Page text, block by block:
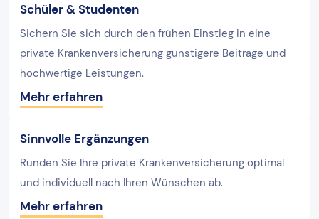
Schüler & Studenten
Sichern Sie sich durch den frühen Einstieg in eine
private Krankenversicherung günstigere Beiträge und
hochwertige Leistungen.
Mehr erfahren
Sinnvolle Ergänzungen
Runden Sie Ihre private Krankenversicherung optimal
und individuell nach Ihren Wünschen ab.
Mehr erfahren